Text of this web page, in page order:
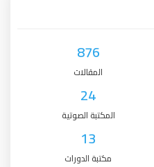
876
المقالات
24
المكتبة الصوتية
13
مكتبة الدورات